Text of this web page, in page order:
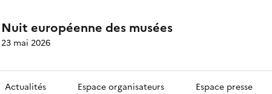
Nuit européenne des musées
23 mai 2026
Actualités Espace organisateurs Espace presse